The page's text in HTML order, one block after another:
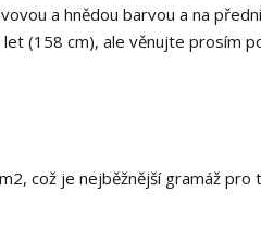
a hnědou barvou a na
(158 cm), ale věnujte prosím
což je nejběžnější gramáž pro